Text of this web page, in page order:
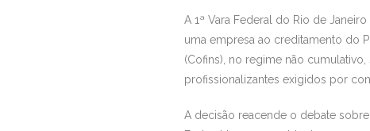
A 1ª Vara Federal do Rio de
uma empresa ao creditamento do
(Cofins), no regime não
profissionalizantes exigidos por
A decisão reacende o debate